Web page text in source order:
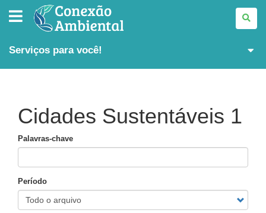
CONEXÃO
AMBIENTAL
Serviços para você!
Cidades Sustentáveis 1
Palavras-chave
Período